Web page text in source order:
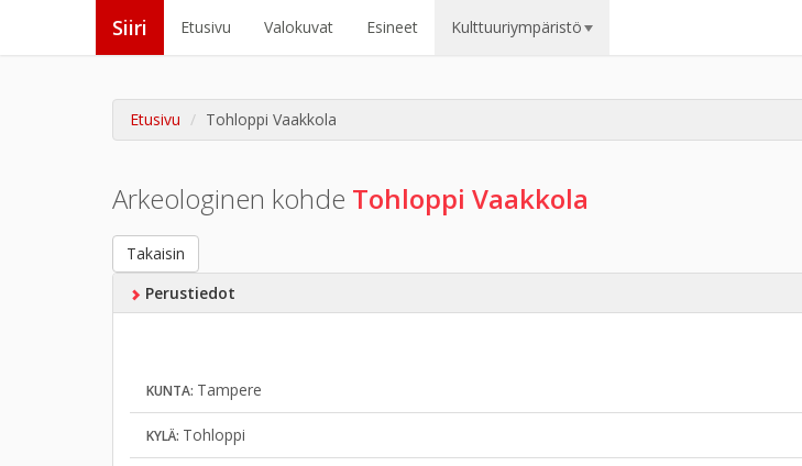
Siiri Etusivu Valokuvat Esineet Kulttuuriympäristö
Etusivu Tohloppi Vaakkola
Arkeologinen kohde Tohloppi Vaakkola
Takaisin
Perustiedot
KUNTA: Tampere
KYLÄ: Tohloppi